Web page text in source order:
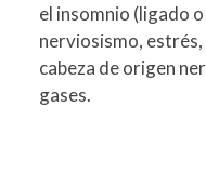
el insomnio (ligado
nerviosismo,
cabeza de origen
gases.